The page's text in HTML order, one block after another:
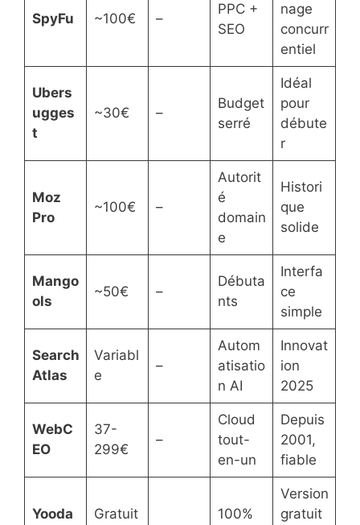
SpyFu ~100€ –
PPC +
SEO
nage
concurr
entiel
Ubers
ugges
t
~30€ –
Budget
serré
Idéal
pour
débute
r
Moz
Pro
~100€ –
Autorit
é
domain
e
Histori
que
solide
Mango
ols
~50€ –
Débuta
nts
Interfa
ce
simple
Search
Atlas
Variabl
e
–
Autom
atisatio
n AI
Innovat
ion
2025
WebC
EO
37-
299€
–
Cloud
tout-
en-un
Depuis
2001,
fiable
Yooda
Gratuit
100%
Version
gratuit